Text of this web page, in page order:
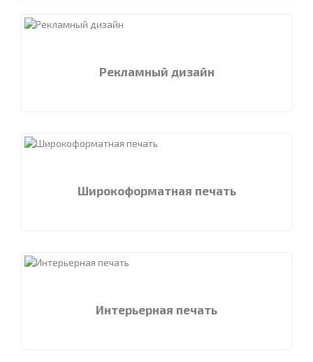
Рекламный дизайн
Широкоформатная печать
Интерьерная печать